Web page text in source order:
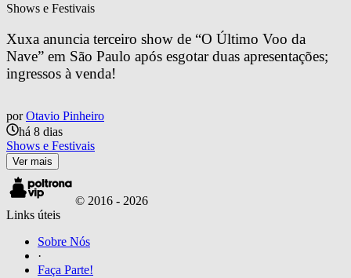
Shows e Festivais
Xuxa anuncia terceiro show de “O Último Voo da
Nave” em São Paulo após esgotar duas apresentações;
ingressos à venda!
por Otavio Pinheiro
há 8 dias
Shows e Festivais
Ver mais
© 2016 - 2026
Links úteis
Sobre Nós
·
Faça Parte!